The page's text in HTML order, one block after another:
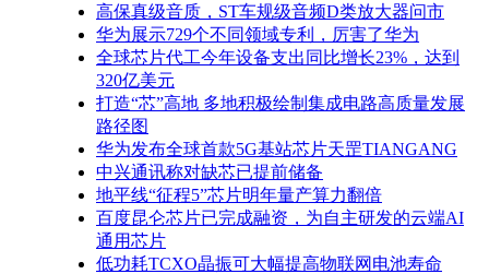
高保真级音质，ST车规级音频D类放大器问市
华为展示729个不同领域专利，厉害了华为
全球芯片代工今年设备支出同比增长23%，达到
320亿美元
打造“芯”高地 多地积极绘制集成电路高质量发展
路径图
华为发布全球首款5G基站芯片天罡TIANGANG
中兴通讯称对缺芯已提前储备
地平线“征程5”芯片明年量产算力翻倍
百度昆仑芯片已完成融资，为自主研发的云端AI
通用芯片
低功耗TCXO晶振可大幅提高物联网电池寿命